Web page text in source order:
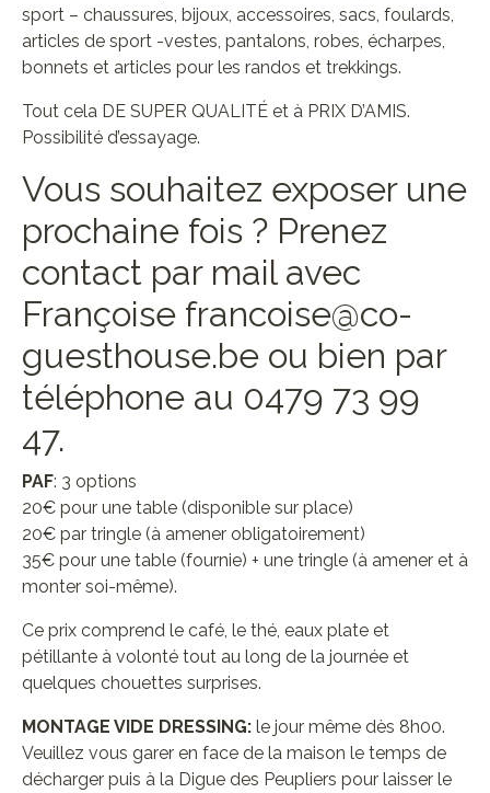
sport – chaussures, bijoux, accessoires, sacs, foulards,
articles de sport -vestes, pantalons, robes, écharpes,
bonnets et articles pour les randos et trekkings.
Tout cela DE SUPER QUALITÉ et à PRIX D’AMIS.
Possibilité d’essayage.
Vous souhaitez exposer une
prochaine fois ? Prenez
contact par mail avec
Françoise francoise@co-
guesthouse.be ou bien par
téléphone au 0479 73 99
47.
PAF: 3 options
20€ pour une table (disponible sur place)
20€ par tringle (à amener obligatoirement)
35€ pour une table (fournie) + une tringle (à amener et à
monter soi-même).
Ce prix comprend le café, le thé, eaux plate et
pétillante à volonté tout au long de la journée et
quelques chouettes surprises.
MONTAGE VIDE DRESSING: le jour même dès 8h00.
Veuillez vous garer en face de la maison le temps de
décharger puis à la Digue des Peupliers pour laisser le